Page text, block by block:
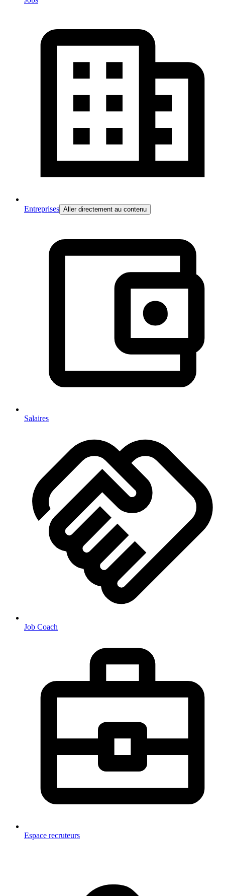
Entreprises Aller directement au contenu
Salaires
Job Coach
Espace recruteurs